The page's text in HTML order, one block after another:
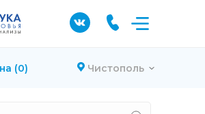
(0) Чистополь